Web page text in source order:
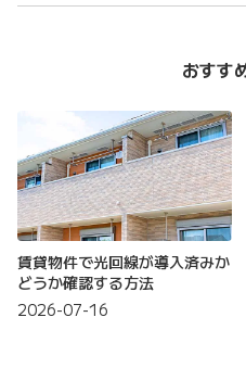
おすす
賃貸物件で光回線が導入済みか
どうか確認する方法
2026-07-16